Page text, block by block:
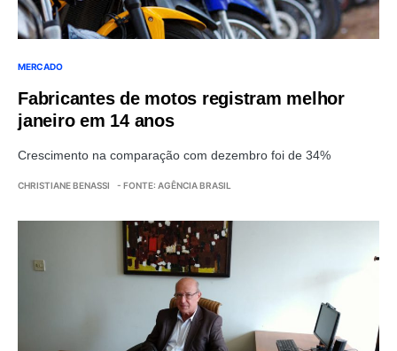
MERCADO
Fabricantes de motos registram melhor
janeiro em 14 anos
Crescimento na comparação com dezembro foi de 34%
CHRISTIANE BENASSI - FONTE: AGÊNCIA BRASIL